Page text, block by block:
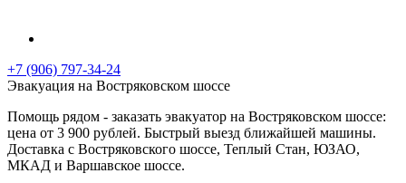
+7 (906) 797-34-24
Эвакуация на Востряковском шоссе
Помощь рядом - заказать эвакуатор на Востряковском шоссе:
цена от 3 900 рублей. Быстрый выезд ближайшей машины.
Доставка с Востряковского шоссе, Теплый Стан, ЮЗАО,
МКАД и Варшавское шоссе.